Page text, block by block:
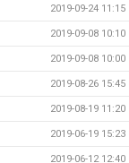
2019-09-24 11:15
2019-09-08 10:10
2019-09-08 10:00
2019-08-26 15:45
2019-08-19 11:20
2019-06-19 15:23
2019-06-12 12:40